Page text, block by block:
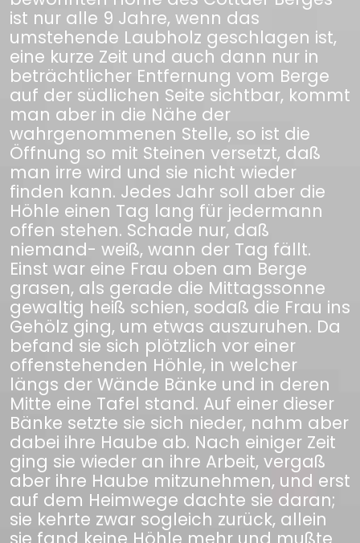
ist nur alle 9 Jahre, wenn das
umstehende Laubholz geschlagen ist,
eine kurze Zeit und auch dann nur in
beträchtlicher Entfernung vom Berge
auf der südlichen Seite sichtbar, kommt
man aber in die Nähe der
wahrgenommenen Stelle, so ist die
Öffnung so mit Steinen versetzt, daß
man irre wird und sie nicht wieder
finden kann. Jedes Jahr soll aber die
Höhle einen Tag lang für jedermann
offen stehen. Schade nur, daß
niemand- weiß, wann der Tag fällt.
Einst war eine Frau oben am Berge
grasen, als gerade die Mittagssonne
gewaltig heiß schien, sodaß die Frau ins
Gehölz ging, um etwas auszuruhen. Da
befand sie sich plötzlich vor einer
offenstehenden Höhle, in welcher
längs der Wände Bänke und in deren
Mitte eine Tafel stand. Auf einer dieser
Bänke setzte sie sich nieder, nahm aber
dabei ihre Haube ab. Nach einiger Zeit
ging sie wieder an ihre Arbeit, vergaß
aber ihre Haube mitzunehmen, und erst
auf dem Heimwege dachte sie daran;
sie kehrte zwar sogleich zurück, allein